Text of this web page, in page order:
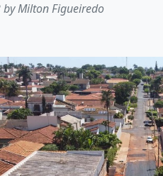
Milton Figueiredo